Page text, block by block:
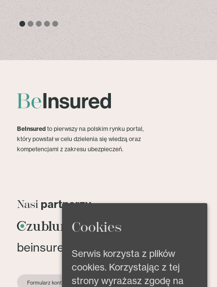
BeInsured to pierwszy na polskim rynku portal,
który powstał w celu dzielenia się wiedzą oraz
kompetencjami z zakresu ubezpieczeń.
Nasi partnerzy
beinsured@beinsured.pl
Formularz kontaktowy
Cookies
Serwis korzysta z plików
cookies. Korzystając z tej
strony wyrażasz zgodę na